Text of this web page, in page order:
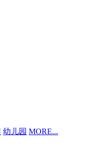
幼儿园 MORE...